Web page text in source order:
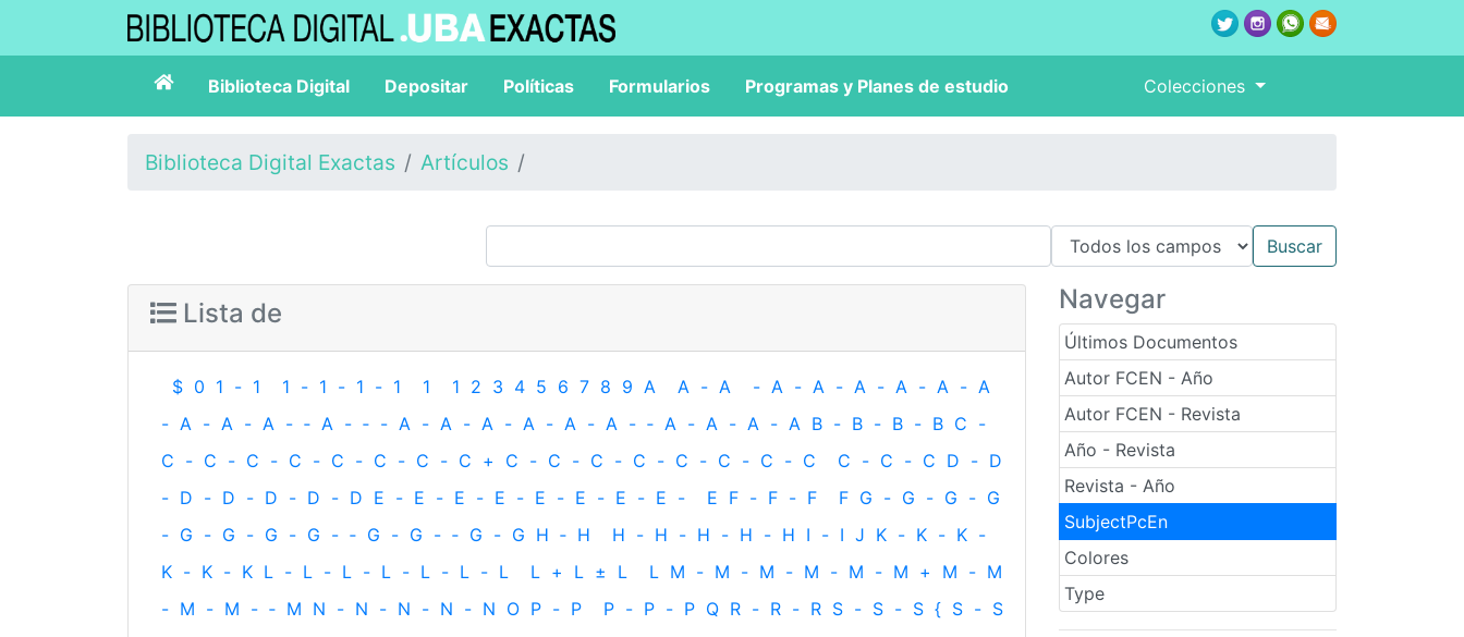
Biblioteca Digital Depositar Políticas Formularios Programas y Planes de estudio Colecciones
Biblioteca Digital Exactas Artículos
Navegar
Últimos Documentos
Autor FCEN - Año
Autor FCEN - Revista
Año - Revista
Revista - Año
SubjectPcEn
Colores
Type
Lista de
$ 0 1 - 1 1 - 1 - 1 - 1 1 1 2 3 4 5 6 7 8 9 A A - A - A - A - A - A - A - A
- A - A - A - ‐ A - ‐ - A - A - A - A - A - A - ‐ A - A - A - A B - B - B - B C -
C - C - C - C - C - C - C - C + C - C - C - C - C - C - C - C C - C - C D - D
- D - D - D - D - D E - E - E - E - E - E - E - E - E F - F - F F G - G - G - G
- G - G - G - G - ‐ G - G - ‐ G - G H ‐ H H - H - H - H - H I - I J K - K - K -
K - K - K L - L - L - L - L - L - L L + L ± L L M - M - M - M - M - M + M - M
- M - M - ‐ M N - N - N - N - N O P - P P - P - P Q R - R - R S - S - S { S - S